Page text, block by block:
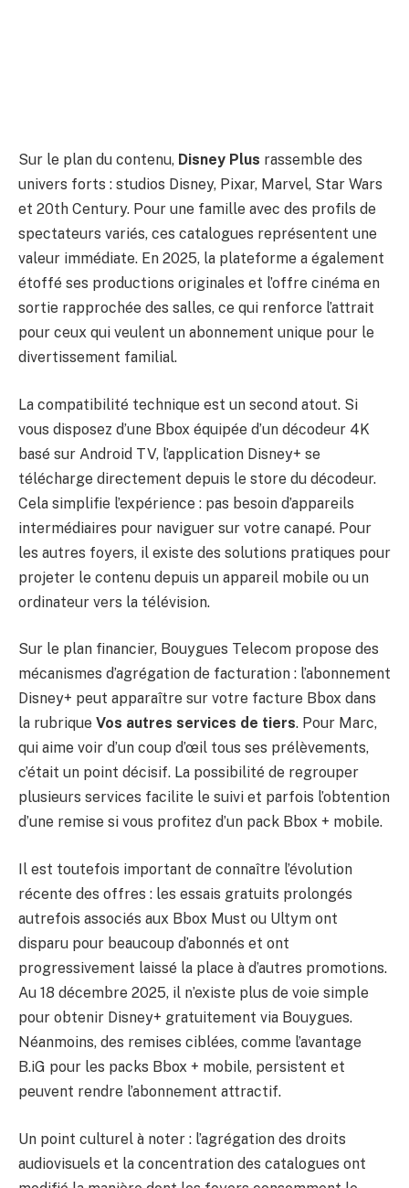
Sur le plan du contenu, Disney Plus rassemble des
univers forts : studios Disney, Pixar, Marvel, Star Wars
et 20th Century. Pour une famille avec des profils de
spectateurs variés, ces catalogues représentent une
valeur immédiate. En 2025, la plateforme a également
étoffé ses productions originales et l’offre cinéma en
sortie rapprochée des salles, ce qui renforce l’attrait
pour ceux qui veulent un abonnement unique pour le
divertissement familial.
La compatibilité technique est un second atout. Si
vous disposez d’une Bbox équipée d’un décodeur 4K
basé sur Android TV, l’application Disney+ se
télécharge directement depuis le store du décodeur.
Cela simplifie l’expérience : pas besoin d’appareils
intermédiaires pour naviguer sur votre canapé. Pour
les autres foyers, il existe des solutions pratiques pour
projeter le contenu depuis un appareil mobile ou un
ordinateur vers la télévision.
Sur le plan financier, Bouygues Telecom propose des
mécanismes d’agrégation de facturation : l’abonnement
Disney+ peut apparaître sur votre facture Bbox dans
la rubrique Vos autres services de tiers. Pour Marc,
qui aime voir d’un coup d’œil tous ses prélèvements,
c’était un point décisif. La possibilité de regrouper
plusieurs services facilite le suivi et parfois l’obtention
d’une remise si vous profitez d’un pack Bbox + mobile.
Il est toutefois important de connaître l’évolution
récente des offres : les essais gratuits prolongés
autrefois associés aux Bbox Must ou Ultym ont
disparu pour beaucoup d’abonnés et ont
progressivement laissé la place à d’autres promotions.
Au 18 décembre 2025, il n’existe plus de voie simple
pour obtenir Disney+ gratuitement via Bouygues.
Néanmoins, des remises ciblées, comme l’avantage
B.iG pour les packs Bbox + mobile, persistent et
peuvent rendre l’abonnement attractif.
Un point culturel à noter : l’agrégation des droits
audiovisuels et la concentration des catalogues ont